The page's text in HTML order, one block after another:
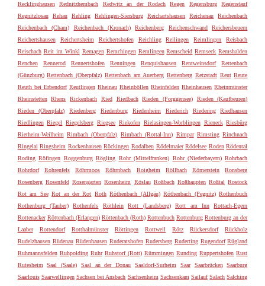
Recklinghausen
Rednitzhembach Redwitz an der Rodach Regen Regensburg
Regenstauf
Regnitzlosau
Rehau Rehling Rehlingen-Siersburg Reichartshausen Reichenau
Reichenbach
Reichenbach (Cham)
Reichenbach (Kronach) Reichenberg Reichenschwand
Reichersbeuern
Reichertshausen
Reichertsheim Reichertshofen Reichling Reilingen Reimlingen
Reisbach
Reischach Reit im Winkl Remagen Remchingen Remlingen Remscheid Remseck Remshalden
Renchen
Rennerod Rennertshofen Renningen Renquishausen Rentweinsdorf
Rettenbach
(Günzburg) Rettenbach (Oberpfalz) Rettenbach am Auerberg Rettenberg Retzstadt Reut Reute
Reuth bei Erbendorf Reutlingen Rheinau Rheinböllen Rheinfelden Rheinhausen Rheinmünster
Rheinstetten
Rhens Rickenbach Ried Riedbach Rieden (Forggensee)
Rieden (Kaufbeuren)
Rieden (Oberpfalz)
Riedenberg Riedenburg Riedenheim Riederich Riedering
Riedhausen
Riedlingen Riegel Riegelsberg Riegsee Riekofen Rielasingen-Worblingen Rieneck Riesbürg
Rietheim-Weilheim Rimbach (Oberpfalz) Rimbach (Rottal-Inn) Rimpar Rimsting Rinchnach
Ringelai Ringsheim Rockenhausen Röckingen Rodalben Rödelmaier Rödelsee Roden Rödental
Roding Röfingen Roggenburg Rögling Rohr (Mittelfranken) Rohr (Niederbayern) Rohrbach
Rohrdorf
Rohrenfels Röhrmoos Röhrnbach Roigheim Röllbach Römerstein
Ronsberg
Rosenberg Rosenfeld Rosengarten Rosenheim Röslau Roßbach Roßhaupten Roßtal Rostock
Rot am See Rot an der Rot Roth Röthenbach (Allgäu) Röthenbach (Pegnitz) Rothenbuch
Rothenburg (Tauber)
Rothenfels Röthlein Rott (Landsberg) Rott am Inn
Rottach-Egern
Rottenacker Röttenbach (Erlangen) Röttenbach (Roth) Rottenbuch Rottenburg Rottenburg an der
Laaber
Rottendorf Rotthalmünster Röttingen Rottweil Rötz Rückersdorf
Rückholz
Rudelzhausen Rüdenau Rüdenhausen Ruderatshofen Rudersberg Ruderting Rugendorf Rügland
Ruhmannsfelden Ruhpolding Ruhr Ruhstorf (Rott) Rümmingen Runding Ruppertshofen Rust
Rutesheim
Saal (Saale) Saal an der Donau Saaldorf-Surheim Saar Saarbrücken
Saarburg
Saarlouis Saarwellingen Sachsen bei Ansbach Sachsenheim Sachsenkam Sailauf Salach Salching